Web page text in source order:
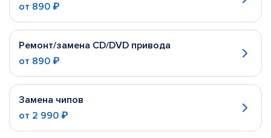
от 890 ₽
Ремонт/замена CD/DVD привода
от 890 ₽
Замена чипов
от 2 990 ₽